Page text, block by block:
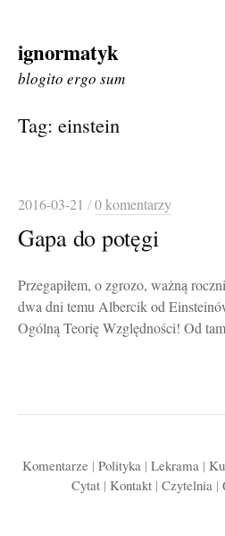
Skip
to
ignormatyk
blogito ergo sum
Tag: einstein
2016-03-21 /0 komentarzy
Gapa do potęgi
Przegapiłem, o zgrozo, ważną
dwa dni temu Albercik od
Ogólną Teorię Względności! Od
Komentarze | Polityka| Lekrama|
Cytat| Kontakt| Czytelnia|